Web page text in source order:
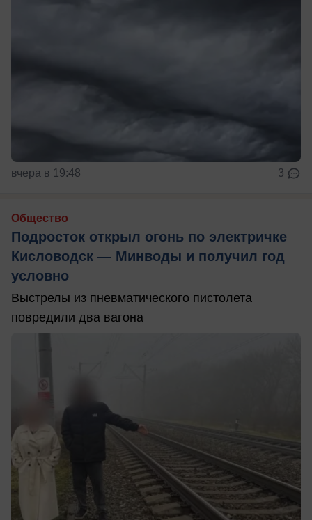
вчера в 19:48 3
Общество
Подросток открыл огонь по электричке
Кисловодск — Минводы и получил год
условно
Выстрелы из пневматического пистолета
повредили два вагона